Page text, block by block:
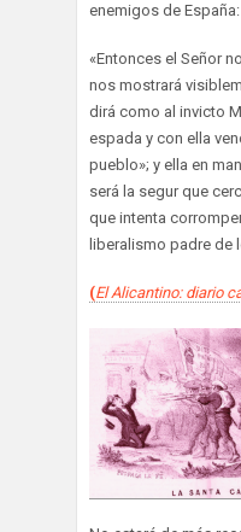
enemigos de España:
«Entonces el Señor
nos mostrará
dirá como al invicto
espada y con ella
pueblo»; y ella en
será la segur que
que intenta
liberalismo padre de
(El Alicantino: diario